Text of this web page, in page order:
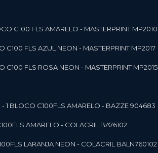
C100 FLS AMARELO - MASTERPRINT MP2010
C100 FLS AZUL NEON - MASTERPRINT MP2017
C100 FLS ROSA NEON - MASTERPRINT MP2015
- 1 BLOCO C100FLS AMARELO - BAZZE 904683
AMARELO - COLACRIL BA76102
LARANJA NEON - COLACRIL BALN760102